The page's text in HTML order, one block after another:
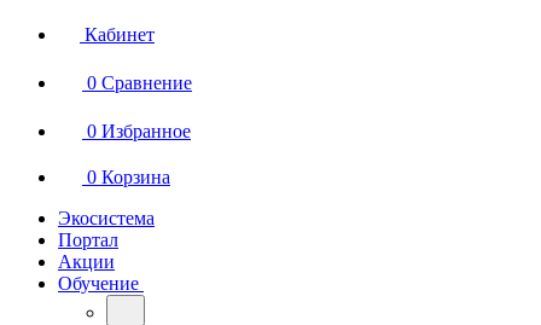
Кабинет
0 Сравнение
0 Избранное
0 Корзина
Экосистема
Портал
Акции
Обучение